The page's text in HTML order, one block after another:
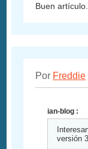
Buen artículo.
Por Freddie
ian-blog :
versión